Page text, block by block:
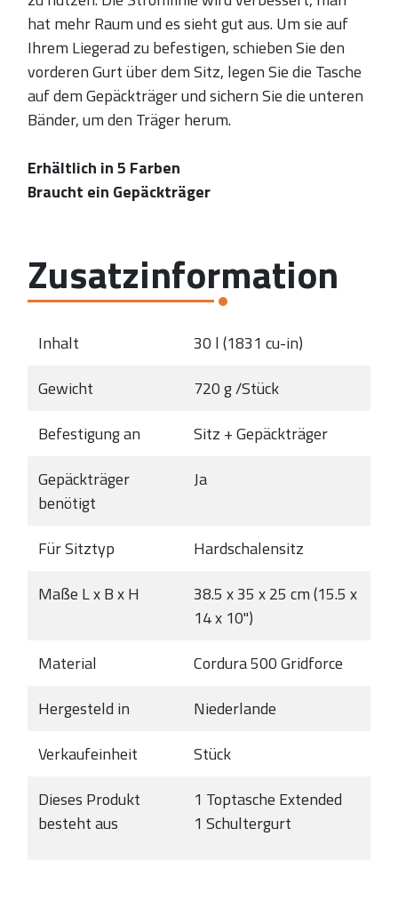
hat mehr Raum und es sieht gut aus. Um sie auf
Ihrem Liegerad zu befestigen, schieben Sie den
vorderen Gurt über dem Sitz, legen Sie die Tasche
auf dem Gepäckträger und sichern Sie die unteren
Bänder, um den Träger herum.
Erhältlich in 5 Farben
Braucht ein Gepäckträger
Zusatzinformation
Inhalt
30 l (1831 cu-in)
Gewicht
720 g /Stück
Befestigung an
Sitz + Gepäckträger
Gepäckträger
benötigt
Ja
Für Sitztyp
Hardschalensitz
Maße L x B x H
38.5 x 35 x 25 cm (15.5 x
14 x 10")
Material
Cordura 500 Gridforce
Hergesteld in
Niederlande
Verkaufeinheit
Stück
Dieses Produkt
besteht aus
1 Toptasche Extended
1 Schultergurt